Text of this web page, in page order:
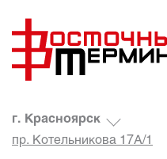
г. Красноярск
пр. Котельникова 17А/1